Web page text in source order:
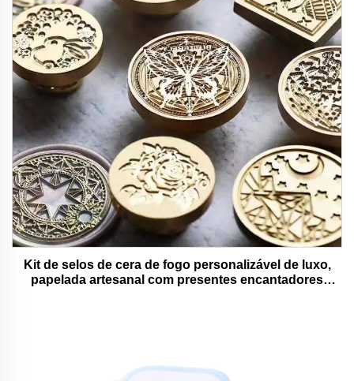
Kit de selos de cera de fogo personalizável de luxo,
papelada artesanal com presentes encantadores